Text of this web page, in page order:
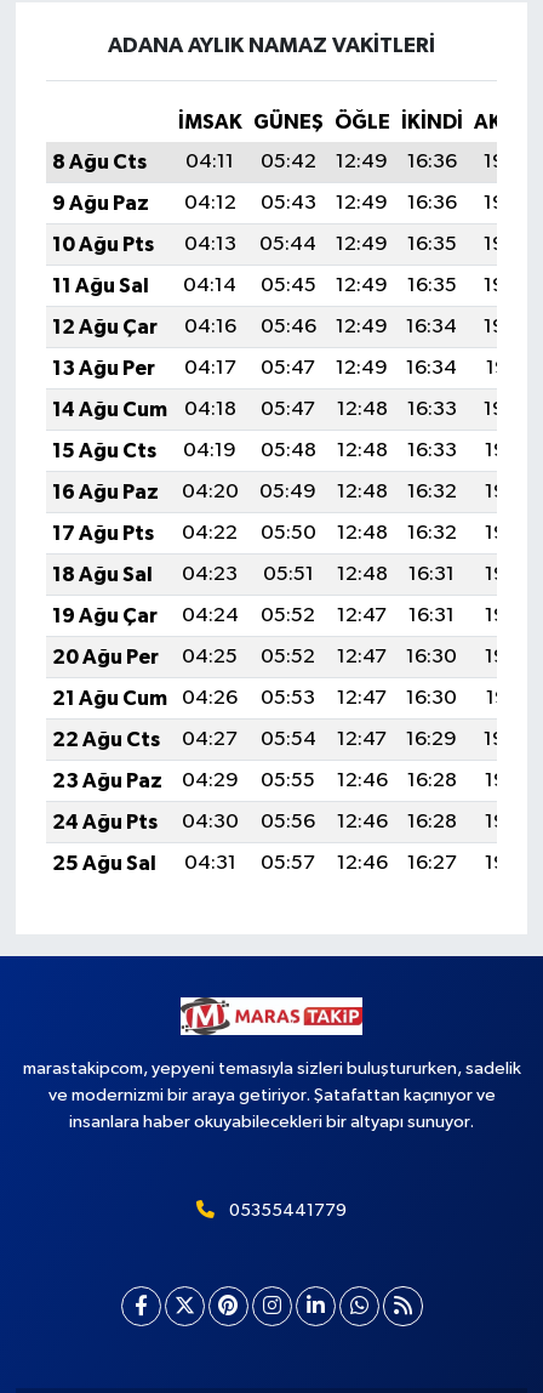
ADANA AYLIK NAMAZ VAKITLERI
İMSAK GÜNEŞ ÖĞLE İKINDI
8 Ağu Cts
04:11 05:42 12:49 16:36
19:46
9 Ağu Paz
04:12 05:43 12:49 16:36
19:45
10 Ağu Pts
04:13 05:44 12:49 16:35
19:44
11 Ağu Sal
04:14 05:45 12:49 16:35
19:43
12 Ağu Çar
04:16 05:46 12:49 16:34
19:42
13 Ağu Per
04:17 05:47 12:49 16:34
19:41
14 Ağu Cum
04:18 05:47 12:48 16:33
19:40
15 Ağu Cts
04:19 05:48 12:48 16:33
19:38
16 Ağu Paz
04:20 05:49 12:48 16:32
19:37
17 Ağu Pts
04:22 05:50 12:48 16:32
19:36
18 Ağu Sal
04:23 05:51 12:48 16:31
19:35
19 Ağu Çar
04:24 05:52 12:47 16:31
19:33
20 Ağu Per
04:25 05:52 12:47 16:30
19:32
21 Ağu Cum
04:26 05:53 12:47 16:30
19:31
22 Ağu Cts
04:27 05:54 12:47 16:29
19:29
23 Ağu Paz
04:29 05:55 12:46 16:28
19:28
24 Ağu Pts
04:30 05:56 12:46 16:28
19:27
25 Ağu Sal
04:31 05:57 12:46 16:27 19:25
marastakipcom, yepyeni temasıyla sizleri buluştururken, sadelik
ve modernizmi bir araya getiriyor. Şatafattan kaçınıyor ve
insanlara haber okuyabilecekleri bir altyapı sunuyor.
05355441779